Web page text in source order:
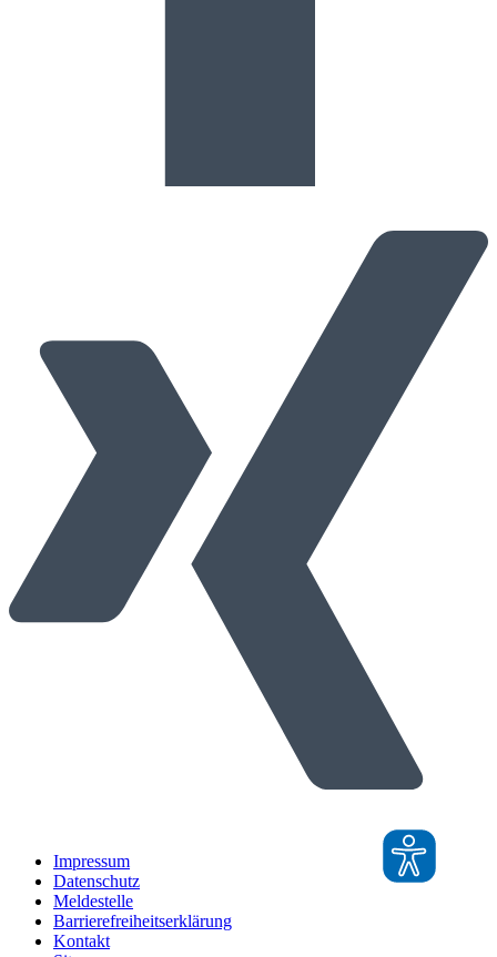
Impressum
Datenschutz
Meldestelle
Barrierefreiheitserklärung
Kontakt